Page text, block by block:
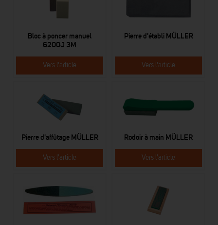
Bloc à poncer manuel
6200J 3M
Vers l'article
Pierre d'établi MÜLLER
Vers l'article
Pierre d'affûtage MÜLLER
Vers l'article
Rodoir à main MÜLLER
Vers l'article